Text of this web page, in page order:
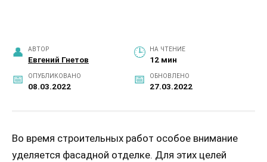
АВТОР
Евгений Гнетов
НА ЧТЕНИЕ
12 мин
ОПУБЛИКОВАНО
08.03.2022
ОБНОВЛЕНО
27.03.2022
Во время строительных работ особое внимание
уделяется фасадной отделке. Для этих целей